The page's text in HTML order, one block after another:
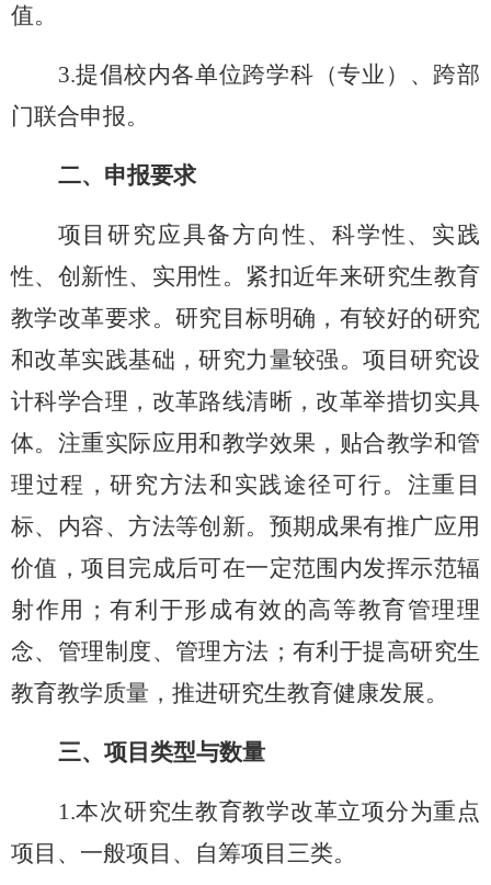
值。
3.提倡校内各单位跨学科（专业）、跨部
门联合申报。
二、申报要求
项目研究应具备方向性、科学性、实践
性、创新性、实用性。紧扣近年来研究生教育
教学改革要求。研究目标明确，有较好的研究
和改革实践基础，研究力量较强。项目研究设
计科学合理，改革路线清晰，改革举措切实具
体。注重实际应用和教学效果，贴合教学和管
理过程，研究方法和实践途径可行。注重目
标、内容、方法等创新。预期成果有推广应用
价值，项目完成后可在一定范围内发挥示范辐
射作用；有利于形成有效的高等教育管理理
念、管理制度、管理方法；有利于提高研究生
教育教学质量，推进研究生教育健康发展。
三、项目类型与数量
1.本次研究生教育教学改革立项分为重点
项目、一般项目、自筹项目三类。